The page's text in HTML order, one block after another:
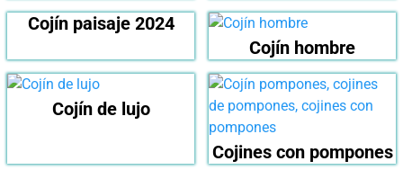
Cojín paisaje 2024
Cojín hombre
Cojín de lujo
Cojines con pompones